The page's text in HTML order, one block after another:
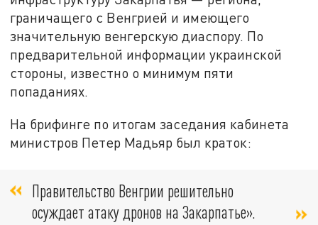
граничащего с Венгрией и имеющего
значительную венгерскую диаспору. По
предварительной информации украинской
стороны, известно о минимум пяти
попаданиях.
На брифинге по итогам заседания кабинета
министров Петер Мадьяр был краток:
Правительство Венгрии решительно
осуждает атаку дронов на Закарпатье».